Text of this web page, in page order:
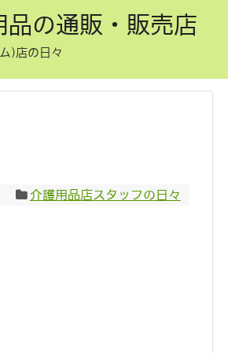
の通販・販売店
)店の日々
介護用品店スタッフの日々